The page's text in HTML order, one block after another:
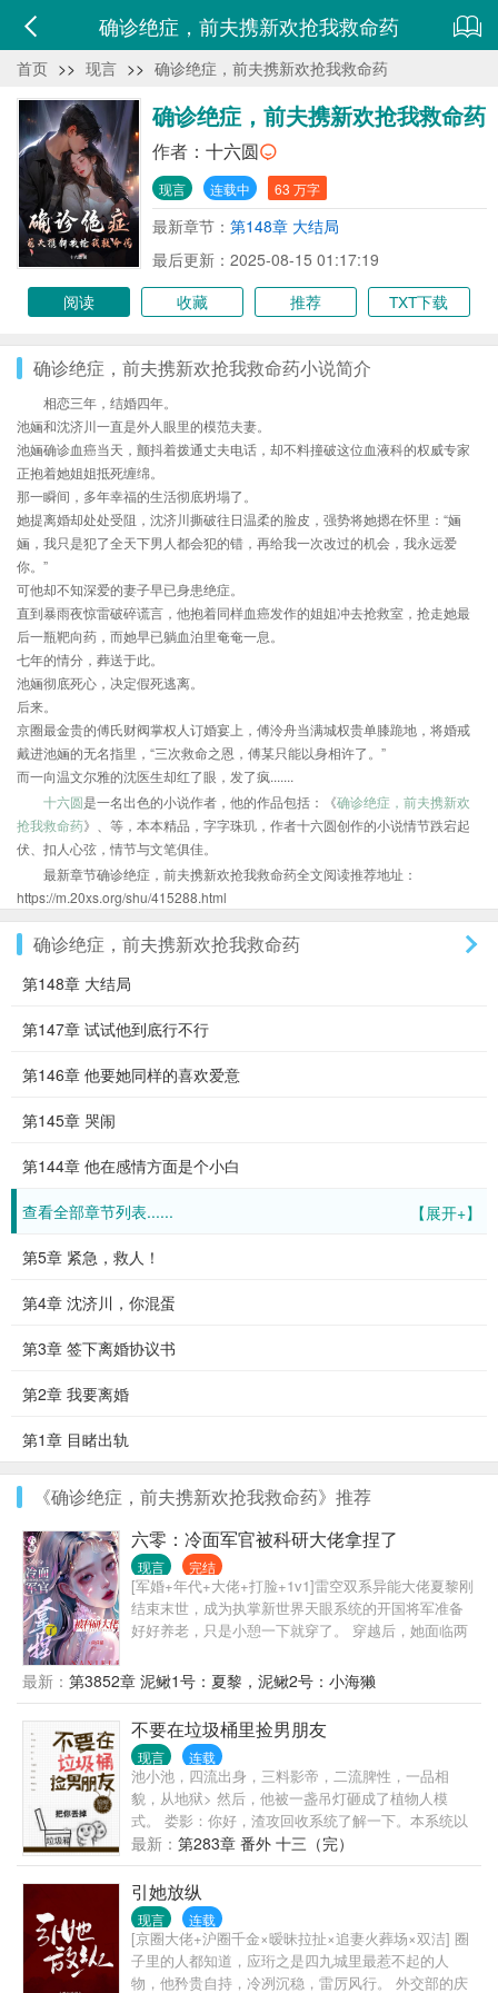
确诊绝症，前夫携新欢抢我救命药
首页 >> 现言 >> 确诊绝症，前夫携新欢抢我救命药
确诊绝症，前夫携新欢抢我救命药
作者： 十六圆
现言 连载中 63 万字
最新章节： 第148章 大结局
最后更新：2025-08-15 01:17:19
阅读
收藏 推荐 TXT下载
确诊绝症，前夫携新欢抢我救命药小说简介
相恋三年，结婚四年。
池婳和沈济川一直是外人眼里的模范夫妻。
池婳确诊血癌当天，颤抖着拨通丈夫电话，却不料撞破这位血液科的权威专家
正抱着她姐姐抵死缠绵。
那一瞬间，多年幸福的生活彻底坍塌了。
她提离婚却处处受阻，沈济川撕破往日温柔的脸皮，强势将她摁在怀里：“婳
婳，我只是犯了全天下男人都会犯的错，再给我一次改过的机会，我永远爱
你。”
可他却不知深爱的妻子早已身患绝症。
直到暴雨夜惊雷破碎谎言，他抱着同样血癌发作的姐姐冲去抢救室，抢走她最
后一瓶靶向药，而她早已躺血泊里奄奄一息。
七年的情分，葬送于此。
池婳彻底死心，决定假死逃离。
后来。
京圈最金贵的傅氏财阀掌权人订婚宴上，傅泠舟当满城权贵单膝跪地，将婚戒
戴进池婳的无名指里，“三次救命之恩，傅某只能以身相许了。”
而一向温文尔雅的沈医生却红了眼，发了疯.......
十六圆是一名出色的小说作者，他的作品包括：《确诊绝症，前夫携新欢
抢我救命药》、等，本本精品，字字珠玑，作者十六圆创作的小说情节跌宕起
伏、扣人心弦，情节与文笔俱佳。
最新章节确诊绝症，前夫携新欢抢我救命药全文阅读推荐地址：
https://m.20xs.org/shu/415288.html
确诊绝症，前夫携新欢抢我救命药
第148章 大结局
第147章 试试他到底行不行
第146章 他要她同样的喜欢爱意
第145章 哭闹
第144章 他在感情方面是个小白
【展开+】
查看全部章节列表......
第5章 紧急，救人！
第4章 沈济川，你混蛋
第3章 签下离婚协议书
第2章 我要离婚
第1章 目睹出轨
《确诊绝症，前夫携新欢抢我救命药》推荐
六零：冷面军官被科研大佬拿捏了
现言 完结
[军婚+年代+大佬+打脸+1v1]雷空双系异能大佬夏黎刚
结束末世，成为执掌新世界天眼系统的开国将军准备
好好养老，只是小憩一下就穿了。 穿越后，她面临两
以为是妈宝男，要么下乡去穷乡僻壤的地方当知青。
夏黎：拳头硬了！就这样的小白脸，我一拳能打一个
加强连！ 努力为首长爹官复原职，成为首长爹最贴心
的米虫小棉袄好好养老他不香吗？ 可是努力着，努力
着，夏黎回头一看。 嗯？我这军职怎么比我首长爹还
高了？ 南岛一大队来了位漂亮新知青，小姑娘一身痞
气，听说一脚就能把人踹骨折，思想不正，和她亲近
绝对会倒霉！ 不久后…… 队员们挑着扁担，挥汗如雨
的为甘蔗地浇水。 夏黎靠着玻璃瓶子、注射器弄出自
痛。 夏梨用一点儿盐和碳粉做成干电池，用上免费电
灯。 队员们：不行！！！夏黎必须得好好亲近！ 夏
黎：谢邀，已被特招入伍，目前在“国家队”。 —— 海
军陆战队最冷漠、禁欲，无人敢亲近的军官陆定远，
第一次见未来媳妇，她在和人贩子买孩子（误）。 第
最新： 第3852章 泥鳅1号：夏黎，泥鳅2号：小海獭
不要在垃圾桶里捡男朋友
现言 连载
池小池，四流出身，三料影帝，二流脾性，一品相
貌，从地狱> 然后，他被一盏吊灯砸成了植物人模
式。 娄影：你好，渣攻回收系统了解一下。本系统以
渣攻的悔意值为计量单位，每积
最新： 第283章 番外 十三（完）
引她放纵
现言 连载
[京圈大佬+沪圈千金×暧昧拉扯×追妻火葬场×双洁] 圈
子里的人都知道，应珩之是四九城里最惹不起的人
物，他矜贵自持，冷冽沉稳，雷厉风行。 外交部的庆